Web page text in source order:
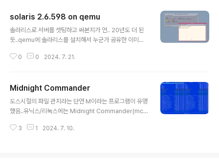
solaris 2.6.598 on qemu
솔라리스로 서버를 셋팅하고 써본지가 언.. 20년도 더 된
듯..qemu에 솔라리스를 설치해서 누군가 공유한 이미지
arc -M SS-5 -m 128 -drive file=sparc.qcow2,bu
ses qemu internal networking 10.0.2.15Add this
to mount install CD: -drive file=sparc\sol26\sola
ris_2.6_598_sparc.iso,bus=0,unit=2,media=cdr
0 0 2024. 7. 21.
Midnight Commander
도스시절의 파일 관지라는 단연 M이라는 프로그램이 유명
했음..유닉스/리눅스에는 Midnight Commander(mc)
만한 배포판에는 포함되어 있을정도...어찌하였든 지금에
3 1 2024. 7. 10.